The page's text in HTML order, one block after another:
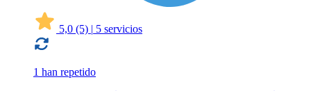
5,0 (5) | 5 servicios
1 han repetido